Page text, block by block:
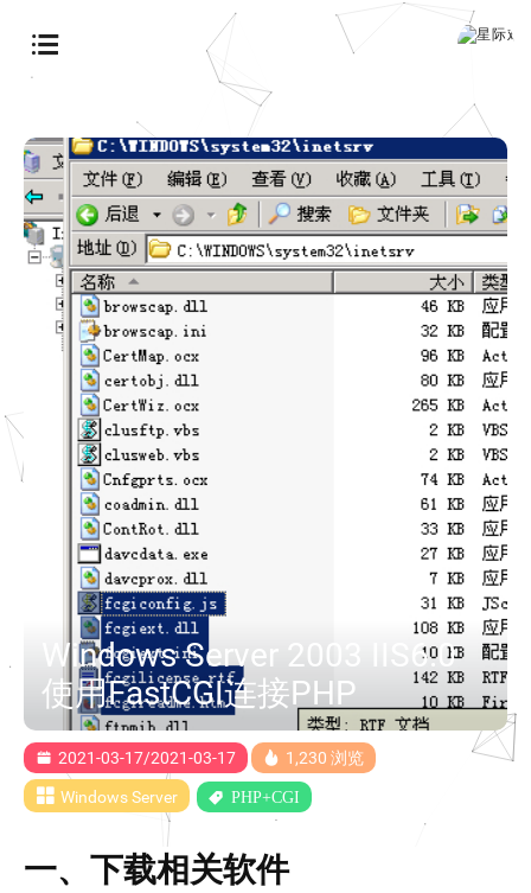
Windows Server 2003 IIS6.0
使用FastCGI连接PHP
2021-03-17/2021-03-17 1,230 浏览
Windows Server PHP+CGI
一、下载相关软件